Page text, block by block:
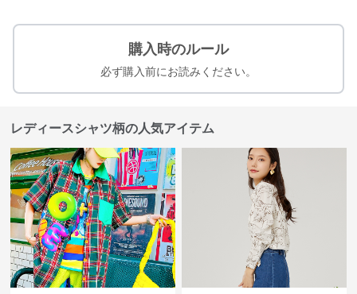
購入時のルール
必ず購入前にお読みください。
レディースシャツ柄の人気アイテム